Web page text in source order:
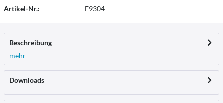
Artikel-Nr.: E9304
Beschreibung
mehr
Downloads